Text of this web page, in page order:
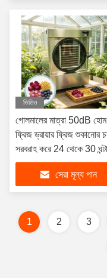
ভিডিও
গোলমালের মাত্রা 50dB হোম
ফ্রিজ ড্রায়ার ফ্রিজ শুকানোর
সরবরাহ করে 24 থেকে 30 ঘন্টা
ডিহাইড্রেশন খাবারের জন্য
এবং উপাদান সেরা মূল্য পান
1 2 3